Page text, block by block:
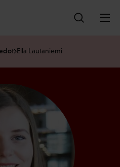
Ella Lautaniemi